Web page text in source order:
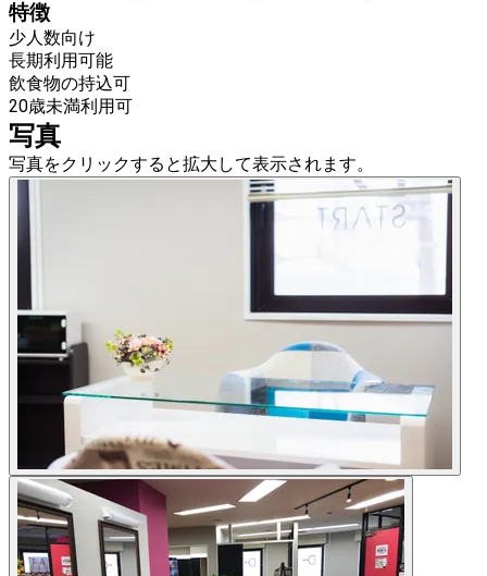
特徴
少人数向け
長期利用可能
飲食物の持込可
20歳未満利用可
写真
写真をクリックすると拡大して表示されます。